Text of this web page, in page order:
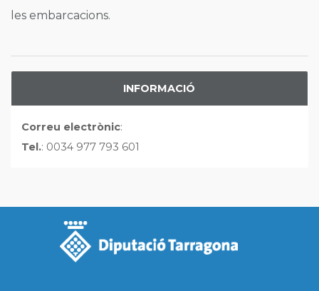
les embarcacions.
INFORMACIÓ
Correu electrònic:
Tel.: 0034 977 793 601